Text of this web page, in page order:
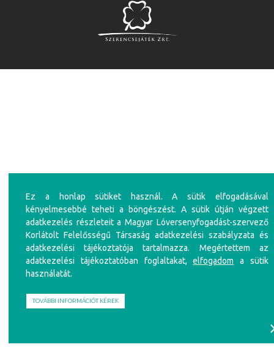
Ez a honlap sütiket használ. A sütik elfogadásával
kényelmesebbé teheti a böngészést. A sütik útján végzett
adatkezelés részleteit a Magyar Lóversenyfogadást-szervező
Korlátolt Felelősségű Társaság adatkezelési szabályzata és
adatkezelési tájékoztatója tartalmazza. Megértettem az
adatkezelési tájékoztatóban foglaltakat,elfogadom a sütik
használatát.
TOVÁBBI INFORMÁCIÓT KÉREK